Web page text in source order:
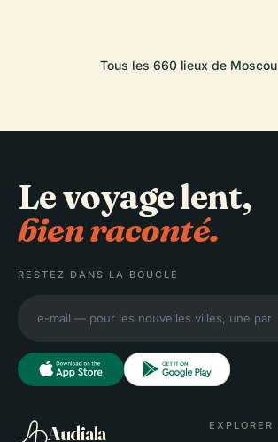
Tous les 660 lieux de Moscou
Le voyage lent,
bien raconté.
RESTEZ DANS LA BOUCLE
Audiala EXPLORER